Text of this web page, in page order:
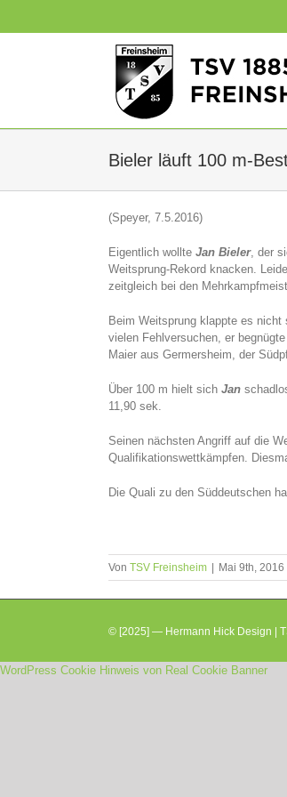
Bieler läuft 100 m-
(Speyer, 7.5.2016)
Eigentlich wollte Jan Bieler, der
Weitsprung-Rekord knacken.
zeitgleich bei den
Beim Weitsprung klappte es
vielen Fehlversuchen, er
Maier aus Germersheim, der
Über 100 m hielt sich Jan
11,90 sek.
Seinen nächsten Angriff auf die
Qualifikationswettkämpfen.
Die Quali zu den Süddeutschen
Von TSV Freinsheim Mai 9th, 2016
© [2025] — Hermann Hick Design |
WordPress Cookie Hinweis von Real Cookie Banner